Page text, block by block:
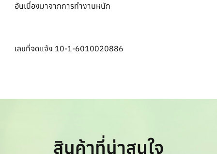
อันเนื่องมาจากการทำงานหนัก
เลขที่จดแจ้ง 10-1-6010020886
สินค้าที่น่าสนใจ